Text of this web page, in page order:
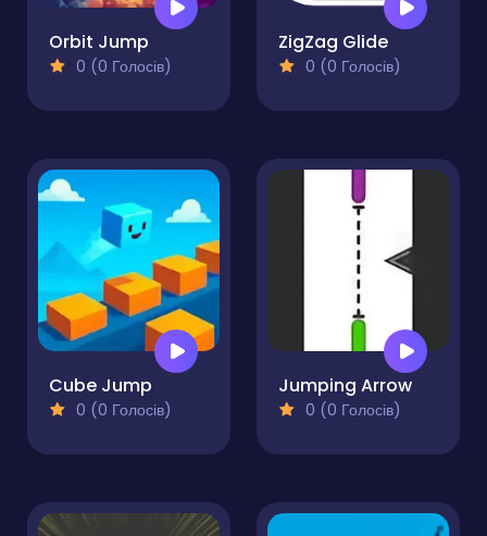
Orbit Jump
0 (0 Голосів)
ZigZag Glide
0 (0 Голосів)
Cube Jump
0 (0 Голосів)
Jumping Arrow
0 (0 Голосів)